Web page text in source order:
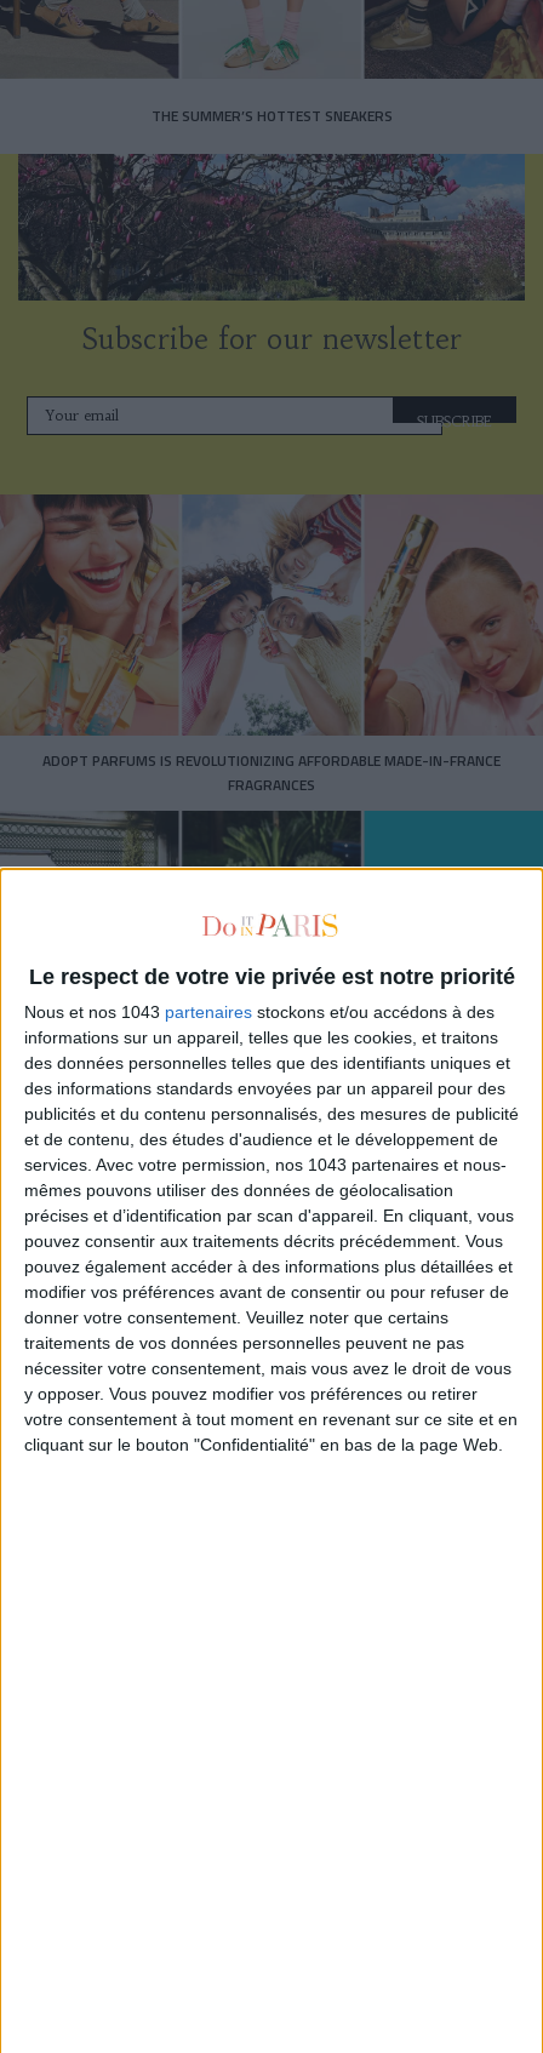
Le respect de votre vie privée est notre priorité
Nous et nos 1043 partenaires stockons et/ou accédons à des
informations sur un appareil, telles que les cookies, et traitons
des données personnelles telles que des identifiants uniques et
des informations standards envoyées par un appareil pour des
publicités et du contenu personnalisés, des mesures de publicité
et de contenu, des études d'audience et le développement de
services. Avec votre permission, nos 1043 partenaires et nous-
mêmes pouvons utiliser des données de géolocalisation
précises et d’identification par scan d'appareil. En cliquant, vous
pouvez consentir aux traitements décrits précédemment. Vous
pouvez également accéder à des informations plus détaillées et
modifier vos préférences avant de consentir ou pour refuser de
donner votre consentement. Veuillez noter que certains
traitements de vos données personnelles peuvent ne pas
nécessiter votre consentement, mais vous avez le droit de vous
y opposer. Vous pouvez modifier vos préférences ou retirer
votre consentement à tout moment en revenant sur ce site et en
cliquant sur le bouton "Confidentialité" en bas de la page Web.
THE SUMMER’S HOTTEST SNEAKERS
Subscribe for our newsletter
SUBSCRIBE
ADOPT PARFUMS IS REVOLUTIONIZING AFFORDABLE MADE-IN-FRANCE
FRAGRANCES
15 IDEAS FOR ENJOYING AUGUST IN PARIS
SPF 50 SUNSCREENS YOU'LL ACTUALLY WANT TO SLATHER ON